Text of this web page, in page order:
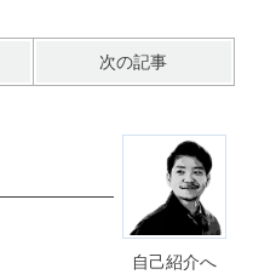
次の記事
自己紹介へ